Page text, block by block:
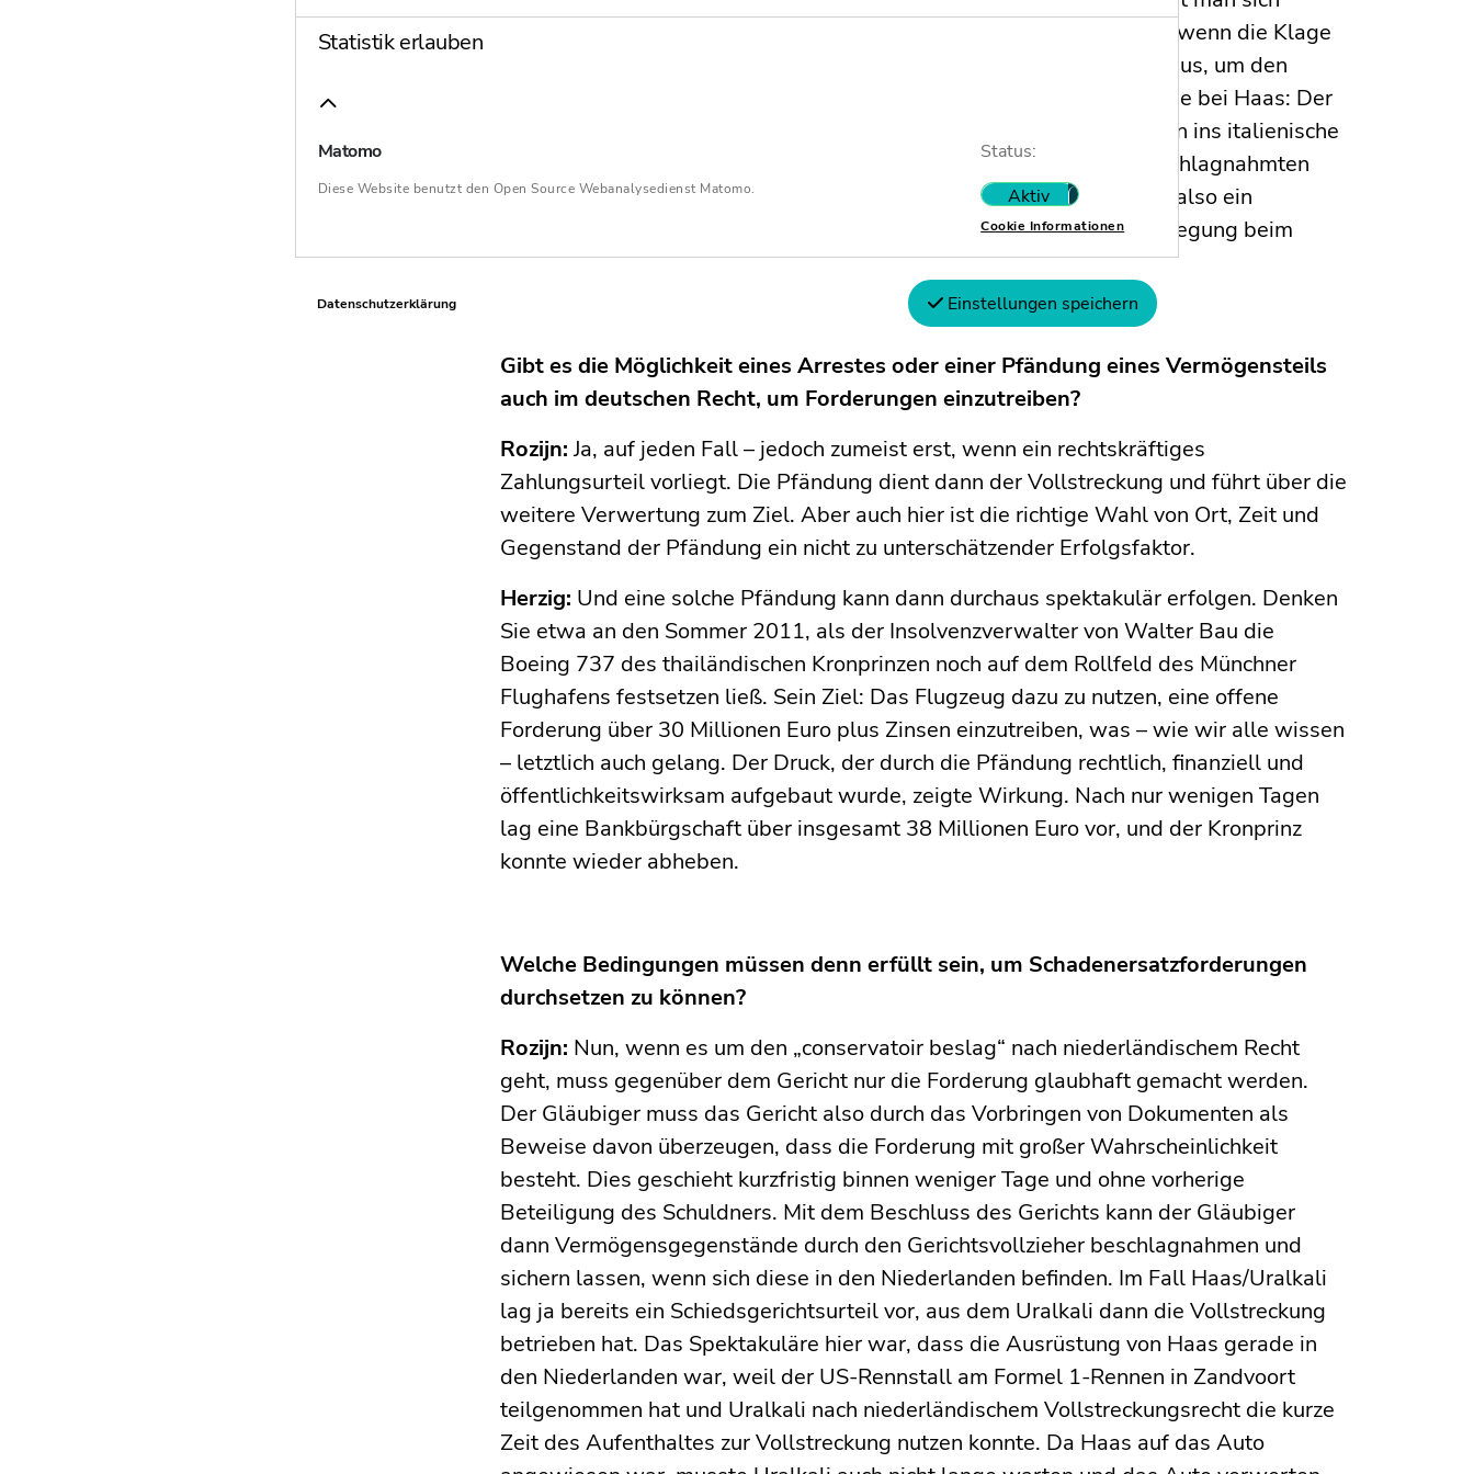
wertige Vermögensgegenstände des Gegners, um sie zu versilbern, wenn die Klage
erfolgreich ist. Häufig reicht diese Beschlagnahme aber auch schon aus, um den
Gegner zur Zahlung zu bewegen oder auch, um sich zu einigen. So wie bei Haas: Der
Rennstall zahlte die neun Millionen, und konnte zum nächsten Rennen ins italienische
Monza aufbrechen, ohne dass Uralkali noch die Verwertung der beschlagnahmten
Vermögensgegenstände betreiben musste. Eine Beschlagnahme ist also ein
effizientes Mittel, und kann zur richtigen Zeit eingesetzt, für viel Bewegung beim
Zahlungsschuldner sorgen.
Gibt es die Möglichkeit eines Arrestes oder einer Pfändung eines Vermögensteils
auch im deutschen Recht, um Forderungen einzutreiben?
Rozijn:Ja, auf jeden Fall – jedoch zumeist erst, wenn ein rechtskräftiges
Zahlungsurteil vorliegt. Die Pfändung dient dann der Vollstreckung und führt über die
weitere Verwertung zum Ziel. Aber auch hier ist die richtige Wahl von Ort, Zeit und
Gegenstand der Pfändung ein nicht zu unterschätzender Erfolgsfaktor.
Herzig: Und eine solche Pfändung kann dann durchaus spektakulär erfolgen. Denken
Sie etwa an den Sommer 2011, als der Insolvenzverwalter von Walter Bau die
Boeing 737 des thailändischen Kronprinzen noch auf dem Rollfeld des Münchner
Flughafens festsetzen ließ. Sein Ziel: Das Flugzeug dazu zu nutzen, eine offene
Forderung über 30 Millionen Euro plus Zinsen einzutreiben, was – wie wir alle wissen
– letztlich auch gelang. Der Druck, der durch die Pfändung rechtlich, finanziell und
öffentlichkeitswirksam aufgebaut wurde, zeigte Wirkung. Nach nur wenigen Tagen
lag eine Bankbürgschaft über insgesamt 38 Millionen Euro vor, und der Kronprinz
konnte wieder abheben.
Welche Bedingungen müssen denn erfüllt sein, um Schadenersatzforderungen
durchsetzen zu können?
Rozijn: Nun, wenn es um den „conservatoir beslag“ nach niederländischem Recht
geht, muss gegenüber dem Gericht nur die Forderung glaubhaft gemacht werden.
Der Gläubiger muss das Gericht also durch das Vorbringen von Dokumenten als
Beweise davon überzeugen, dass die Forderung mit großer Wahrscheinlichkeit
besteht. Dies geschieht kurzfristig binnen weniger Tage und ohne vorherige
Beteiligung des Schuldners. Mit dem Beschluss des Gerichts kann der Gläubiger
dann Vermögensgegenstände durch den Gerichtsvollzieher beschlagnahmen und
sichern lassen, wenn sich diese in den Niederlanden befinden. Im Fall Haas/Uralkali
lag ja bereits ein Schiedsgerichtsurteil vor, aus dem Uralkali dann die Vollstreckung
betrieben hat. Das Spektakuläre hier war, dass die Ausrüstung von Haas gerade in
den Niederlanden war, weil der US-Rennstall am Formel 1-Rennen in Zandvoort
teilgenommen hat und Uralkali nach niederländischem Vollstreckungsrecht die kurze
Zeit des Aufenthaltes zur Vollstreckung nutzen konnte. Da Haas auf das Auto
Statistik erlauben
Matomo
Diese Website benutzt den Open Source Webanalysedienst Matomo.
Status:
Aktiv
Nicht aktiv
Cookie Informationen
Datenschutzerklärung Einstellungen speichern